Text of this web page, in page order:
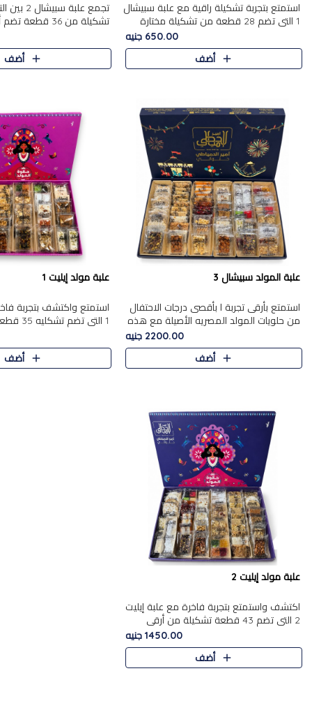
استمتع بتجربة تشكيلة راقية مع علبة سبيشال
1 التي تضم 28 قطعة من تشكيلة مختارة
بعناية من أفخر حلويات المولد المصرية
الأصلية الشرقية. تحتوي ال..
650.00 جنيه
أضف
تجمع علبة
المولد الشرقية. تحتوي
بالفول، والجزرية بالبن..
أضف
علبة المولد سبيشال 3
استمتع بأرقى تجربة ا بأقصى درجات الاحتفال
من حلويات المولد المصريه الأصيلة مع هذه
الفخامة مع علبة سبيشال 3 التي تضم 56
قطعة من تشكيلة استثن..
2200.00 جنيه
أضف
علبة مولد إيليت 1
استمتع واكتشف بتجربة
1 التي
حلويات المولد المصري
بشكل جميل في علبة
أضف
علبة مولد إيليت 2
اكتشف واستمتع بتجربة فاخرة مع علبة إيليت
2 التي تضم 43 قطعة تشكيلة من أرقى
حلويات المولد الشرقية المصرية الأصيلة
,معروضة بشكل جميل في علبة أ..
1450.00 جنيه
أضف